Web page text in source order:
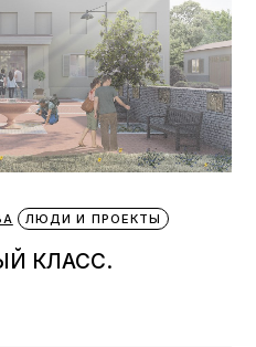
ЛЮДИ И ПРОЕКТЫ
КЛАСС.